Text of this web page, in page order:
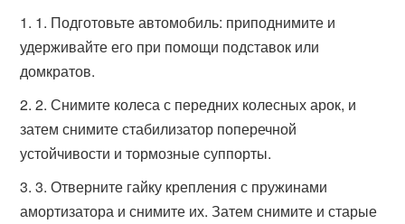
1. Подготовьте автомобиль: приподнимите и
удерживайте его при помощи подставок или
домкратов.
2. Снимите колеса с передних колесных арок, и
затем снимите стабилизатор поперечной
устойчивости и тормозные суппорты.
3. Отверните гайку крепления с пружинами
амортизатора и снимите их. Затем снимите и старые